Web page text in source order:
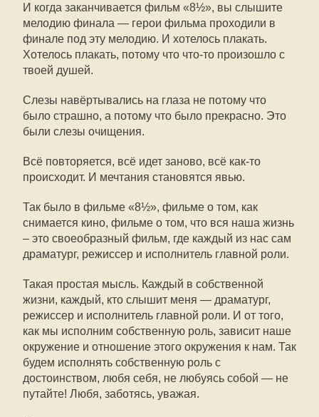
И когда заканчивается фильм «8½», вы слышите
мелодию финала — герои фильма проходили в
финале под эту мелодию. И хотелось плакать.
Хотелось плакать, потому что что-то произошло с
твоей душей.
Слезы навёртывались на глаза не потому что
было страшно, а потому что было прекрасно. Это
были слезы очищения.
Всё повторяется, всё идет заново, всё как-то
происходит. И мечтания становятся явью.
Так было в фильме «8½», фильме о том, как
снимается кино, фильме о том, что вся наша жизнь
– это своеобразный фильм, где каждый из нас сам
драматург, режиссер и исполнитель главной роли.
Такая простая мысль. Каждый в собственной
жизни, каждый, кто слышит меня — драматург,
режиссер и исполнитель главной роли. И от того,
как мы исполним собственную роль, зависит наше
окружение и отношение этого окружения к нам. Так
будем исполнять собственную роль с
достоинством, любя себя, не любуясь собой — не
путайте! Любя, заботясь, уважая.